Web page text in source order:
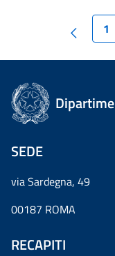
1
SEDE
via Sardegna, 49
00187 ROMA
RECAPITI